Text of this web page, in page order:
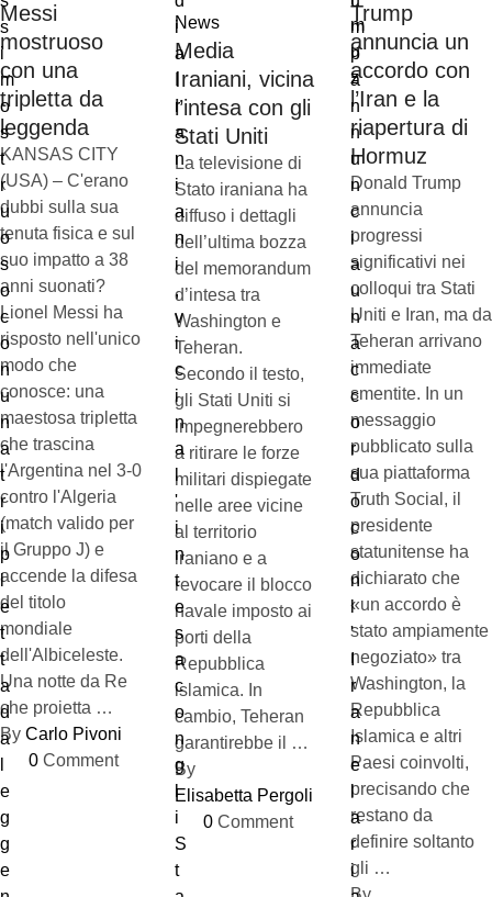
Messi
mostruoso
con una
tripletta da
leggenda
KANSAS CITY
(USA) – C'erano
dubbi sulla sua
tenuta fisica e sul
suo impatto a 38
anni suonati?
Lionel Messi ha
risposto nell'unico
modo che
conosce: una
maestosa tripletta
che trascina
l'Argentina nel 3-0
contro l'Algeria
(match valido per
il Gruppo J) e
accende la difesa
del titolo
mondiale
dell'Albiceleste.
Una notte da Re
che proietta …
By Carlo Pivoni
0 Comment
News
Media
Iraniani, vicina
l’intesa con gli
Stati Uniti
La televisione di
Stato iraniana ha
diffuso i dettagli
dell’ultima bozza
del memorandum
d’intesa tra
Washington e
Teheran.
Secondo il testo,
gli Stati Uniti si
impegnerebbero
a ritirare le forze
militari dispiegate
nelle aree vicine
al territorio
iraniano e a
revocare il blocco
navale imposto ai
porti della
Repubblica
islamica. In
cambio, Teheran
garantirebbe il …
By
Elisabetta Pergoli
0 Comment
Trump
annuncia un
accordo con
l’Iran e la
riapertura di
Hormuz
Donald Trump
annuncia
progressi
significativi nei
colloqui tra Stati
Uniti e Iran, ma da
Teheran arrivano
immediate
smentite. In un
messaggio
pubblicato sulla
sua piattaforma
Truth Social, il
presidente
statunitense ha
dichiarato che
«un accordo è
stato ampiamente
negoziato» tra
Washington, la
Repubblica
Islamica e altri
Paesi coinvolti,
precisando che
restano da
definire soltanto
gli …